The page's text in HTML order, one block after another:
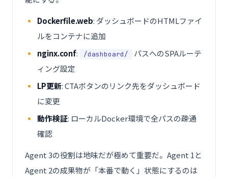
Dockerfile.web: ダッシュボードのHTMLファイ
ルをコンテナに追加
nginx.conf: /dashboard/
パスへのSPAルーテ
ィング設定
LP更新: CTAボタンのリンク先をダッシュボード
に変更
動作検証: ローカルDocker環境で全パスの疎通
確認
Agent 3の役割は地味だが極めて重要だ。Agent 1と
Agent 2の成果物が「本番で動く」状態にするのは